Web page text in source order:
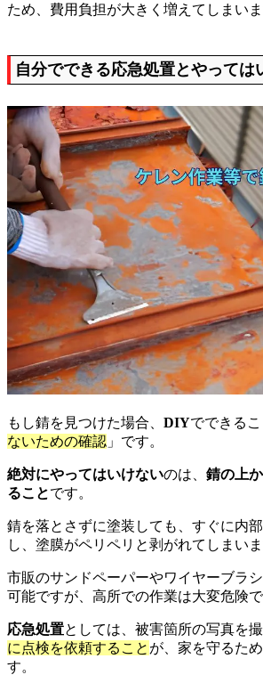
ため、費用負担が大きく増えてしまいま
自分でできる応急処置とやっては
もし錆を見つけた場合、 DIYでできるこ
ないための確認 」です。
絶対にやってはいけないのは、 錆の上
ることです。
錆を落とさずに塗装しても、すぐに内
し、塗膜がペリペリと剥がれてしまいま
市販のサンドペーパーやワイヤーブラ
可能ですが、高所での作業は大変危険で
応急処置としては、被害箇所の写真を撮
に点検を依頼すること が、家を守るた
す。